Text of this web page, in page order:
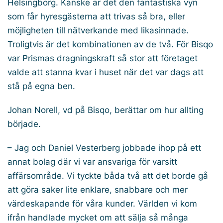
Helsingborg. Kanske är det den fantastiska vyn
som får hyresgästerna att trivas så bra, eller
möjligheten till nätverkande med likasinnade.
Troligtvis är det kombinationen av de två. För Bisqo
var Prismas dragningskraft så stor att företaget
valde att stanna kvar i huset när det var dags att
stå på egna ben.
Johan Norell, vd på Bisqo, berättar om hur allting
började.
– Jag och Daniel Vesterberg jobbade ihop på ett
annat bolag där vi var ansvariga för varsitt
affärsområde. Vi tyckte båda två att det borde gå
att göra saker lite enklare, snabbare och mer
värdeskapande för våra kunder. Världen vi kom
ifrån handlade mycket om att sälja så många